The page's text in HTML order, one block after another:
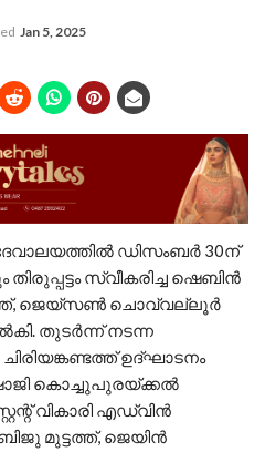
Jan 5, 2025
ദേവാലയത്തിൽ ഡിസംബർ 30ന്
സ്വീകരിച്ച ഷെബിൻ
ജെയ്സൺ ചൊവ്വല്ലൂർ
തുടർന്ന് നടന്ന
ഉദ്ഘാടനം
കൊച്ചുപുരയ്ക്കൽ
വികാരി എഡ്വിൻ
മുട്ടത്ത്, ജെയിൻ